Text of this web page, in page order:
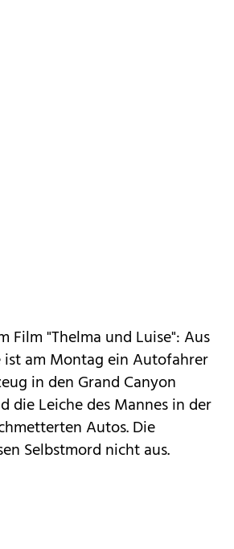
Film "Thelma und Luise": Aus
ist am Montag ein Autofahrer
in den Grand Canyon
die Leiche des Mannes in der
Autos. Die
Selbstmord nicht aus.